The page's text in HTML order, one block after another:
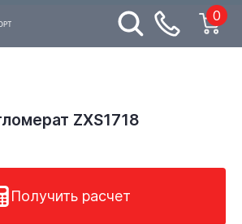
0
ZXS1718
Получить расчет